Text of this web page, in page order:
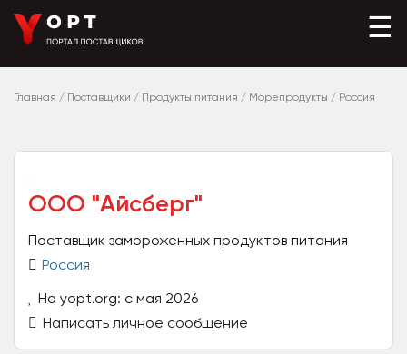
☰
Главная / Поставщики / Продукты питания / Морепродукты / Россия
ООО "Айсберг"
Поставщик замороженных продуктов питания
Россия
На yopt.org: с мая 2026
Написать личное сообщение